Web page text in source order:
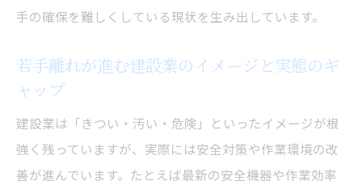
建設業界で注目される新しい採用アプロー
建設業の人手不足解消に役立つ具体策
手の確保を難しくしている現状を生み出しています。
若手離れが進む建設業のイメージと実態のギ
ャップ
建設業は「きつい・汚い・危険」といったイメージが根
強く残っていますが、実際には安全対策や作業環境の改
善が進んでいます。たとえば最新の安全機器や作業効率